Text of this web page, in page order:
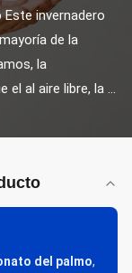
invernadero
de la
la
al aire libre, la ...
del palmo,